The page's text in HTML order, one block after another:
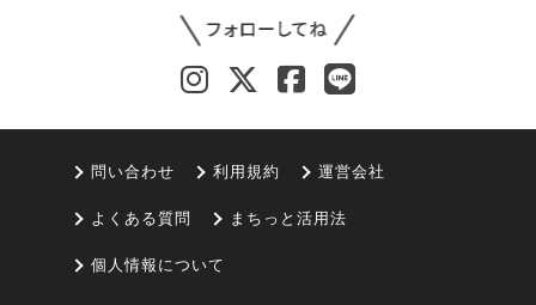
問い合わせ 利用規約 運営会社
よくある質問 まちっと活用法
個人情報について